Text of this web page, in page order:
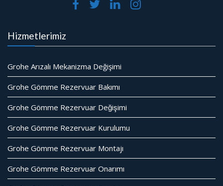
Hizmetlerimiz
Grohe Arızalı Mekanizma Değişimi
Grohe Gömme Rezervuar Bakımı
Grohe Gömme Rezervuar Değişimi
Grohe Gömme Rezervuar Kurulumu
Grohe Gömme Rezervuar Montajı
Grohe Gömme Rezervuar Onarımı